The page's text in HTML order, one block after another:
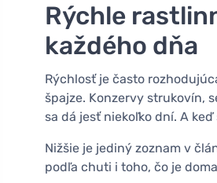
Rýchle
každého dňa
Rýchlosť je často
špajze. Konzervy strukovín,
sa dá jesť niekoľko dní. A
Nižšie je jediný zoznam v
podľa chuti i toho, čo je